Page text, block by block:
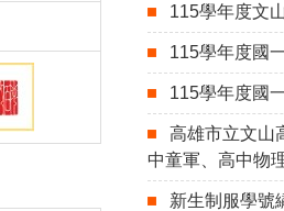
115學年度文
115學年度國
115學年度國
高雄市立文山
中童軍、高中物
新生制服學號